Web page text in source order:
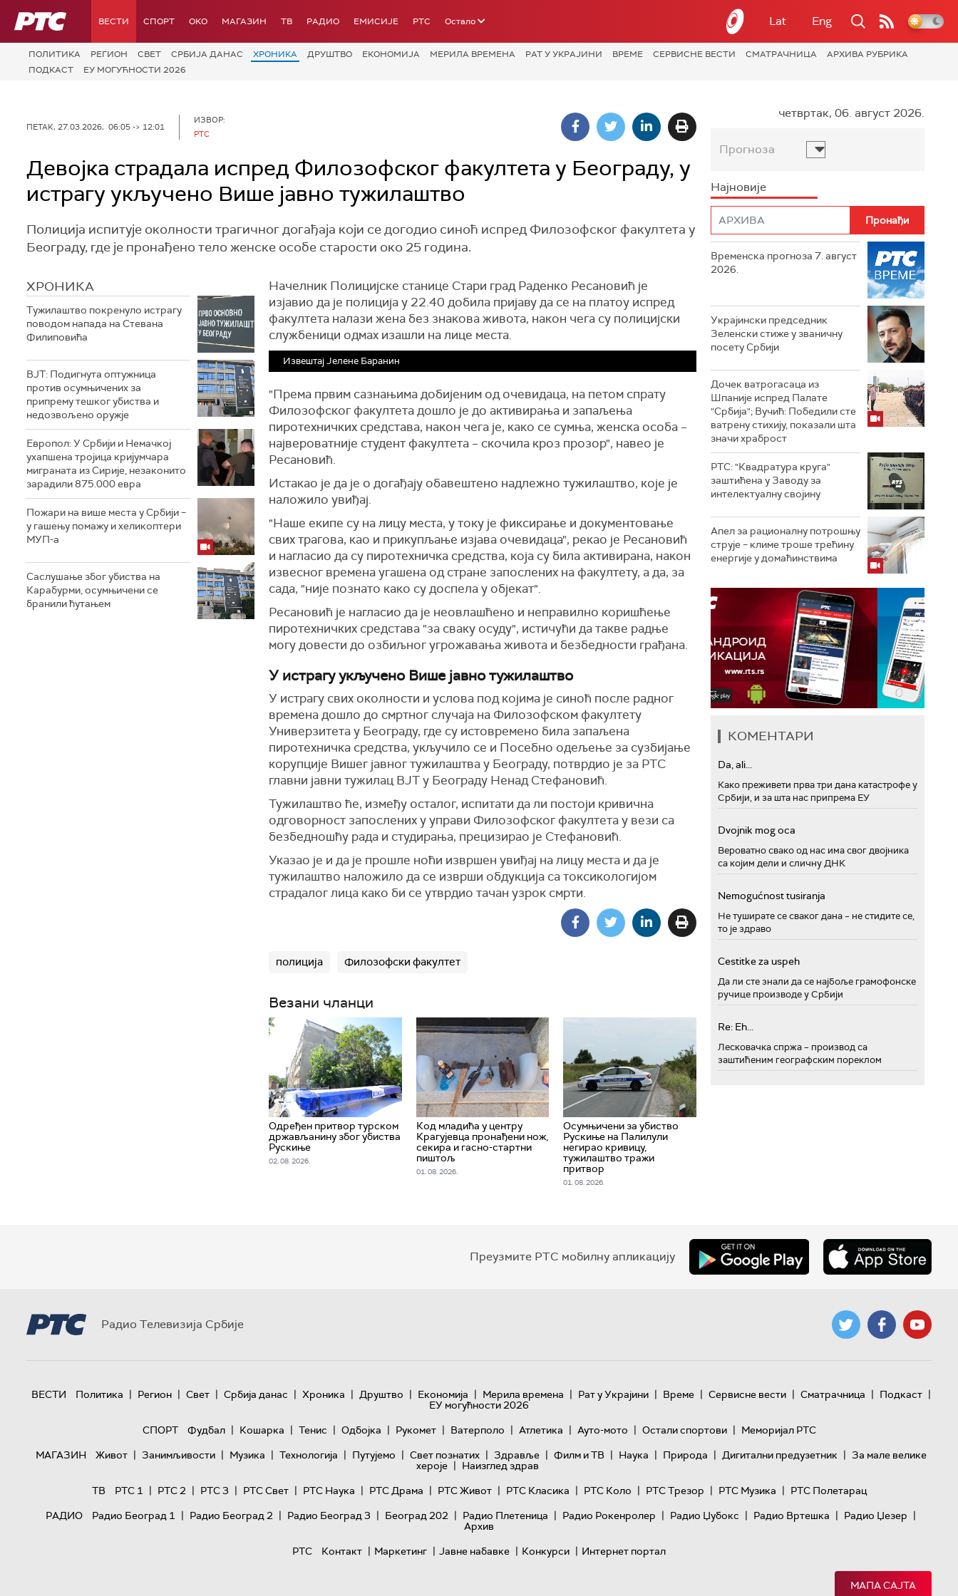
РТС ВЕСТИ СПОРТ OKO МАГАЗИН ТВ РАДИО ЕМИСИЈЕ РТС Остало Lat Eng
ПОЛИТИКА РЕГИОН СВЕТ СРБИЈА ДАНАС ХРОНИКА ДРУШТВО ЕКОНОМИЈА МЕРИЛА ВРЕМЕНА РАТ У УКРАЈИНИ ВРЕМЕ СЕРВИСНЕ ВЕСТИ СМАТРАЧНИЦА
АРХИВА РУБРИКА
ПОДКАСТ
ЕУ МОГУЋНОСТИ 2026
ПЕТАК, 27.03.2026, 06:05 -> 12:01
ИЗВОР:
РТС
Девојка страдала испред Филозофског факултета у Београду, у
истрагу укључено Више јавно тужилаштво
Полиција испитује околности трагичног догађаја који се догодио синоћ испред Филозофског факултета у
Београду, где је пронађено тело женске особе старости око 25 година.
ХРОНИКА
Тужилаштво покренуло истрагу
поводом напада на Стевана
Филиповића
ВЈТ: Подигнута оптужница
против осумњичених за
припрему тешког убиства и
недозвољено оружје
Европол: У Србији и Немачкој
ухапшена тројица кријумчара
миграната из Сирије, незаконито
зарадили 875.000 евра
Пожари на више места у Србији –
у гашењу помажу и хеликоптери
МУП-а
Саслушање због убиства на
Карабурми, осумњичени се
бранили ћутањем
Начелник Полицијске станице Стари град Раденко Ресановић је
изјавио да је полиција у 22.40 добила пријаву да се на платоу испред
факултета налази жена без знакова живота, након чега су полицијски
службеници одмах изашли на лице места.
Извештај Јелене Баранин
"Према првим сазнањима добијеним од очевидаца, на петом спрату
Филозофског факултета дошло је до активирања и запаљења
пиротехничких средстава, након чега је, како се сумња, женска особа –
највероватније студент факултета – скочила кроз прозор", навео је
Ресановић.
Истакао је да је о догађају обавештено надлежно тужилаштво, које је
наложило увиђај.
"Наше екипе су на лицу места, у току је фиксирање и документовање
свих трагова, као и прикупљање изјава очевидаца", рекао је Ресановић
и нагласио да су пиротехничка средства, која су била активирана, након
извесног времена угашена од стране запослених на факултету, а да, за
сада, "није познато како су доспела у објекат".
Ресановић је нагласио да је неовлашћено и неправилно коришћење
пиротехничких средстава "за сваку осуду", истичући да такве радње
могу довести до озбиљног угрожавања живота и безбедности грађана.
У истрагу укључено Више јавно тужилаштво
У истрагу свих околности и услова под којима је синоћ после радног
времена дошло до смртног случаја на Филозофском факултету
Универзитета у Београду, где су истовремено била запаљена
пиротехничка средства, укључило се и Посебно одељење за сузбијање
корупције Вишег јавног тужилаштва у Београду, потврдио је за РТС
главни јавни тужилац ВЈТ у Београду Ненад Стефановић.
Тужилаштво ће, између осталог, испитати да ли постоји кривична
одговорност запослених у управи Филозофског факултета у вези са
безбедношћу рада и студирања, прецизирао је Стефановић.
Указао је и да је прошле ноћи извршен увиђај на лицу места и да је
тужилаштво наложило да се изврши обдукција са токсикологијом
страдалог лица како би се утврдио тачан узрок смрти.
полиција Филозофски факултет
Везани чланци
Одређен притвор турском
држављанину због убиства
Рускиње
02. 08. 2026.
Код младића у центру
Крагујевца пронађени нож,
секира и гасно-стартни
пиштољ
01. 08. 2026.
Oсумњичени за убиство
Рускиње на Палилули
негирао кривицу,
тужилаштво тражи
притвор
01. 08. 2026.
четвртак, 06. август 2026.
Прогноза
Најновије
Временска прогноза 7. август
2026.
Украјински председник
Зеленски стиже у званичну
посету Србији
Дочек ватрогасаца из
Шпаније испред Палате
"Србија"; Вучић: Победили сте
ватрену стихију, показали шта
значи храброст
РТС: "Квадратура круга"
заштићена у Заводу за
интелектуалну својину
Апел за рационалну потрошњу
струје – климе троше трећину
енергије у домаћинствима
КОМЕНТАРИ
Da, ali...
Како преживети прва три дана катастрофе у
Србији, и за шта нас припрема ЕУ
Dvojnik mog oca
Вероватно свако од нас има свог двојника
са којим дели и сличну ДНК
Nemogućnost tusiranja
Не туширате се сваког дана – не стидите се,
то је здраво
Cestitke za uspeh
Да ли сте знали да се најбоље грамофонске
ручице производе у Србији
Re: Eh...
Лесковачка спржа – производ са
заштићеним географским пореклом
Преузмите РТС мобилну апликацију
Радио Телевизија Србије
ВЕСТИ Политика | Регион | Свет | Србија данас | Хроника | Друштво | Економија | Мерила времена | Рат у Украјини | Време | Сервисне вести | Сматрачница | Подкаст |
ЕУ могућности 2026
СПОРТ
Фудбал | Кошарка | Тенис | Одбојка | Рукомет | Ватерполо | Атлетика | Ауто-мото | Остали спортови | Меморијал РТС
МАГАЗИН
Живот | Занимљивости | Музика | Технологијa | Путујемо | Свет познатих | Здравље | Филм и ТВ | Наука | Природа | Дигитални предузетник | За мале велике
хероје | Наизглед здрав
ТВ
РТС 1 | РТС 2 | РТС 3 | РТС Свет | РТС Наука | РТС Драма | РТС Живот | РТС Класика | РТС Коло | РТС Трезор | РТС Музика | РТС Полетарац
РАДИО
Радио Београд 1 | Радио Београд 2 | Радио Београд 3 | Београд 202 | Радио Плетеница | Радио Рокенролер | Радио Џубокс | Радио Вртешка | Радио Џезер |
Архив
РТС
Контакт | Маркетинг | Јавне набавке | Конкурси | Интернет портал
МАПА САЈТА